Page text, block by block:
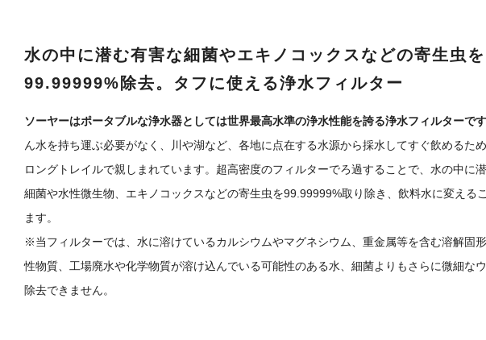
水の中に潜む有害な細菌やエキノコックスなどの寄生虫を
99.99999%除去。タフに使える浄水フィルター
ソーヤーはポータブルな浄水器としては世界最高水準の浄水性能を誇る浄水フィルターです
ん水を持ち運ぶ必要がなく、川や湖など、各地に点在する水源から採水してすぐ飲めるた
ロングトレイルで親しまれています。超高密度のフィルターでろ過することで、水の中に
細菌や水性微生物、エキノコックスなどの寄生虫を99.99999%取り除き、飲料水に変える
ます。
※当フィルターでは、水に溶けているカルシウムやマグネシウム、重金属等を含む溶解固
性物質、工場廃水や化学物質が溶け込んでいる可能性のある水、細菌よりもさらに微細な
除去できません。